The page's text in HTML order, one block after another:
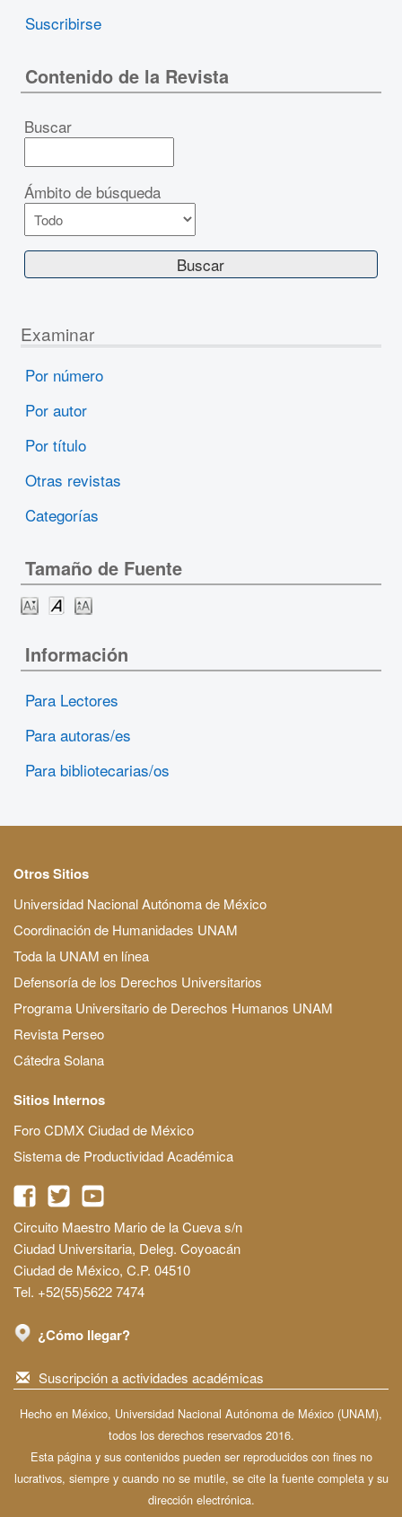
Suscribirse
Contenido de la Revista
Buscar
Ámbito de búsqueda
Examinar
Por número
Por autor
Por título
Otras revistas
Categorías
Tamaño de Fuente
Información
Para Lectores
Para autoras/es
Para bibliotecarias/os
Otros Sitios
Universidad Nacional Autónoma de México
Coordinación de Humanidades UNAM
Toda la UNAM en línea
Defensoría de los Derechos Universitarios
Programa Universitario de Derechos Humanos UNAM
Revista Perseo
Cátedra Solana
Sitios Internos
Foro CDMX Ciudad de México
Sistema de Productividad Académica
Circuito Maestro Mario de la Cueva s/n
Ciudad Universitaria, Deleg. Coyoacán
Ciudad de México, C.P. 04510
Tel. +52(55)5622 7474
¿Cómo llegar?
Suscripción a actividades académicas
Hecho en México, Universidad Nacional Autónoma de México (UNAM),
todos los derechos reservados 2016.
Esta página y sus contenidos pueden ser reproducidos con fines no
lucrativos, siempre y cuando no se mutile, se cite la fuente completa y su
dirección electrónica.